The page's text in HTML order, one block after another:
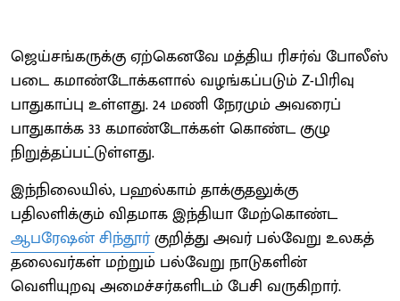
ஜெய்சங்கருக்கு ஏற்கெனவே மத்திய ரிசர்வ் போலீஸ்
படை கமாண்டோக்களால் வழங்கப்படும் Z-பிரிவு
பாதுகாப்பு உள்ளது. 24 மணி நேரமும் அவரைப்
பாதுகாக்க 33 கமாண்டோக்கள் கொண்ட குழு
நிறுத்தப்பட்டுள்ளது.
இந்நிலையில், பஹல்காம் தாக்குதலுக்கு
பதிலளிக்கும் விதமாக இந்தியா மேற்கொண்ட
ஆபரேஷன் சிந்தூர்குறித்து அவர் பல்வேறு உலகத்
தலைவர்கள் மற்றும் பல்வேறு நாடுகளின்
வெளியுறவு அமைச்சர்களிடம் பேசி வருகிறார்.